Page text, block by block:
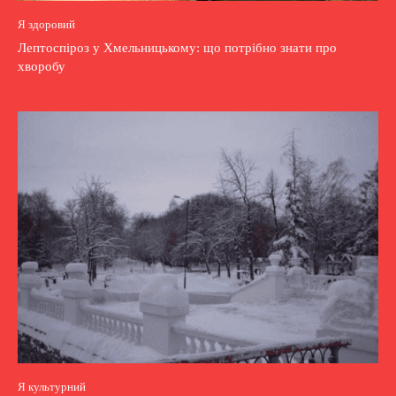
Я здоровий
Лептоспіроз у Хмельницькому: що потрібно знати про
хворобу
Я культурний